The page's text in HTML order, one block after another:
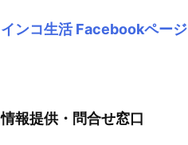
インコ生活 Facebookページ
情報提供・問合せ窓口